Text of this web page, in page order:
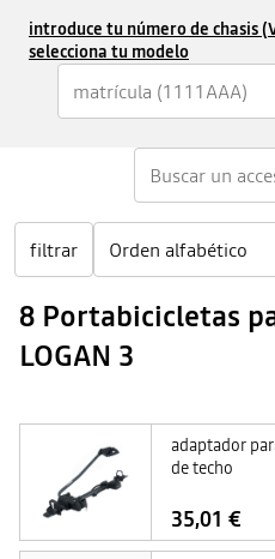
introduce tu número de chasis
selecciona tu modelo
filtrar
8 Portabicicletas
LOGAN 3
adaptador
de techo
35,01 €